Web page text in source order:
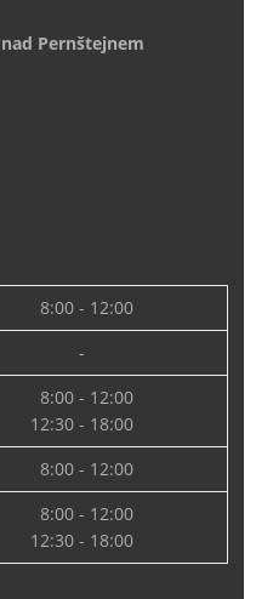
Pernštejnem
8:00 - 12:00
-
8:00 - 12:00
12:30 - 18:00
8:00 - 12:00
8:00 - 12:00
12:30 - 18:00